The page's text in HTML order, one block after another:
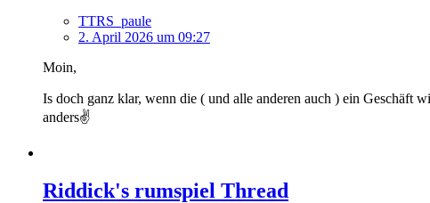
TTRS_paule
2. April 2026 um 09:27
Moin,
Is doch ganz klar, wenn die ( und alle anderen auch ) ein Geschäft
anders✌️
Riddick's rumspiel Thread